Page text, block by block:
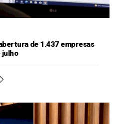
de 1.437 empresas
julho